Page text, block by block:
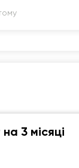
3 місяці